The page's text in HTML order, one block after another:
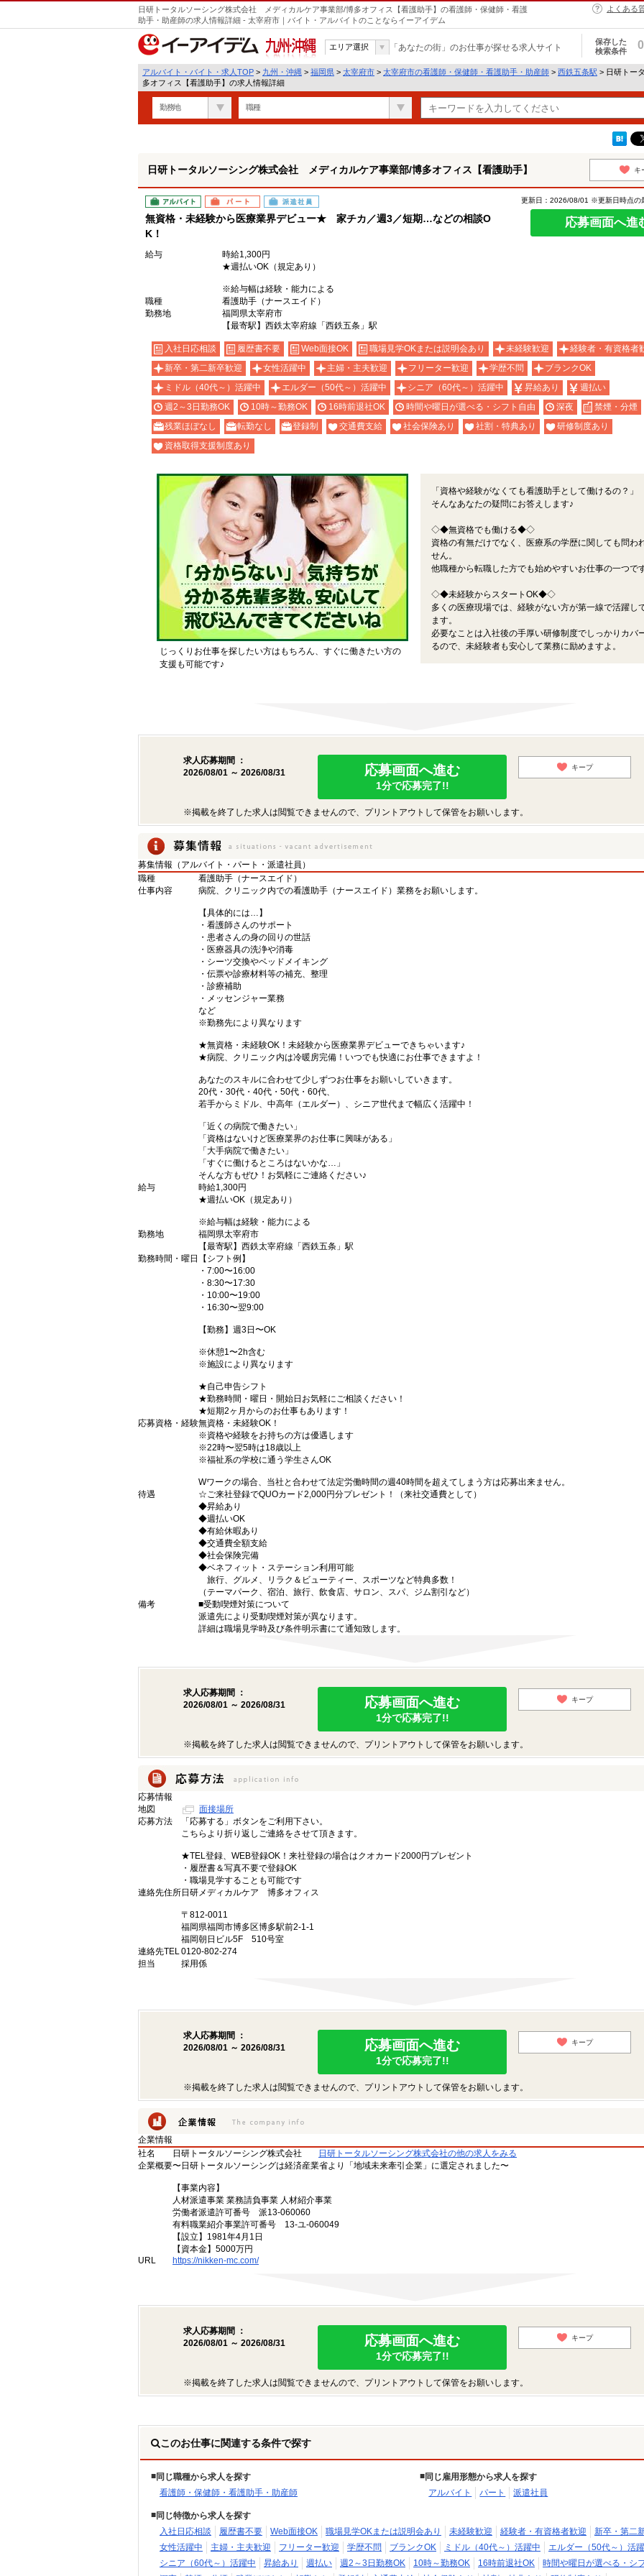
日研トータルソーシング株式会社 メディカルケア事業部/博多オフィス【看護助手】の看護師・保健師・看護
助手・助産師の求人情報詳細 - 太宰府市｜バイト・アルバイトのことならイーアイデム
よくある
九州・沖縄
エリア選択 「あなたの街」のお仕事が探せる求人サイト
保存した
検索条件
0
アルバイト・バイト・求人TOP > 九州・沖縄 > 福岡県 > 太宰府市 > 太宰府市の看護師・保健師・看護助手・助産師 > 西鉄五条駅 > 日研トー
多オフィス【看護助手】の求人情報詳細
勤務地 職種
日研トータルソーシング株式会社 メディカルケア事業部/博多オフィス【看護助手】 キ
アルバイト パート 派遣社員
無資格・未経験から医療業界デビュー★ 家チカ／週3／短期…などの相談O
K！
更新日：2026/08/01 ※更新日時点の
応募画面へ進
給与
時給1,300円
★週払いOK（規定あり）
※給与幅は経験・能力による
職種
看護助手（ナースエイド）
勤務地
福岡県太宰府市
【最寄駅】西鉄太宰府線「西鉄五条」駅
入社日応相談 履歴書不要 Web面接OK 職場見学OKまたは説明会あり 未経験歓迎
経験者・有資格者
新卒・第二新卒歓迎
女性活躍中 主婦・主夫歓迎 フリーター歓迎 学歴不問
ブランクOK
ミドル（40代～）活躍中
エルダー（50代～）活躍中 シニア（60代～）活躍中 昇給あり
週払い
週2～3日勤務OK
10時～勤務OK 16時前退社OK 時間や曜日が選べる・シフト自由 深夜
禁煙・分煙
残業ほぼなし
転勤なし 登録制 交通費支給 社会保険あり 社割・特典あり
研修制度あり
資格取得支援制度あり
じっくりお仕事を探したい方はもちろん、すぐに働きたい方の
支援も可能です♪
「資格や経験がなくても看護助手として働けるの？」
そんなあなたの疑問にお答えします♪
◇◆無資格でも働ける◆◇
資格の有無だけでなく、医療系の学歴に関しても問わ
せん。
他職種から転職した方でも始めやすいお仕事の一つです
◇◆未経験からスタートOK◆◇
多くの医療現場では、経験がない方が第一線で活躍し
ます。
必要なことは入社後の手厚い研修制度でしっかりカバ
るので、未経験者も安心して業務に励めますよ。
求人応募期間 ：
2026/08/01 ～ 2026/08/31
応募画面へ進む
1分で応募完了!!
キープ
※掲載を終了した求人は閲覧できませんので、プリントアウトして保管をお願いします。
募集情報（アルバイト・パート・派遣社員）
職種
看護助手（ナースエイド）
仕事内容
病院、クリニック内での看護助手（ナースエイド）業務をお願いします。
【具体的には…】
・看護師さんのサポート
・患者さんの身の回りの世話
・医療器具の洗浄や消毒
・シーツ交換やベッドメイキング
・伝票や診療材料等の補充、整理
・診療補助
・メッセンジャー業務
など
※勤務先により異なります
★無資格・未経験OK！未経験から医療業界デビューできちゃいます♪
★病院、クリニック内は冷暖房完備！いつでも快適にお仕事できますよ！
あなたのスキルに合わせて少しずつお仕事をお願いしていきます。
20代・30代・40代・50代・60代、
若手からミドル、中高年（エルダー）、シニア世代まで幅広く活躍中！
「近くの病院で働きたい」
「資格はないけど医療業界のお仕事に興味がある」
「大手病院で働きたい」
「すぐに働けるところはないかな…」
そんな方もぜひ！お気軽にご連絡ください♪
給与
時給1,300円
★週払いOK（規定あり）
※給与幅は経験・能力による
勤務地
福岡県太宰府市
【最寄駅】西鉄太宰府線「西鉄五条」駅
勤務時間・曜日
【シフト例】
・7:00〜16:00
・8:30〜17:30
・10:00〜19:00
・16:30〜翌9:00
【勤務】週3日〜OK
※休憩1〜2h含む
※施設により異なります
★自己申告シフト
★勤務時間・曜日・開始日お気軽にご相談ください！
★短期2ヶ月からのお仕事もあります！
応募資格・経験無資格・未経験OK！
※資格や経験をお持ちの方は優遇します
※22時〜翌5時は18歳以上
※福祉系の学校に通う学生さんOK
Wワークの場合、当社と合わせて法定労働時間の週40時間を超えてしまう方は応募出来ません。
待遇
☆ご来社登録でQUOカード2,000円分プレゼント！（来社交通費として）
◆昇給あり
◆週払いOK
◆有給休暇あり
◆交通費全額支給
◆社会保険完備
◆ベネフィット・ステーション利用可能
旅行、グルメ、リラク＆ビューティー、スポーツなど特典多数！
（テーマパーク、宿泊、旅行、飲食店、サロン、スパ、ジム割引など）
備考
■受動喫煙対策について
派遣先により受動喫煙対策が異なります。
詳細は職場見学時及び条件明示書にて通知致します。
求人応募期間 ：
2026/08/01 ～ 2026/08/31
応募画面へ進む
1分で応募完了!!
キープ
※掲載を終了した求人は閲覧できませんので、プリントアウトして保管をお願いします。
応募情報
地図
面接場所
応募方法
「応募する」ボタンをご利用下さい。
こちらより折り返しご連絡をさせて頂きます。
★TEL登録、WEB登録OK！来社登録の場合はクオカード2000円プレゼント
・履歴書＆写真不要で登録OK
・職場見学することも可能です
連絡先住所日研メディカルケア 博多オフィス
〒812-0011
福岡県福岡市博多区博多駅前2-1-1
福岡朝日ビル5F 510号室
連絡先TEL0120-802-274
担当
採用係
求人応募期間 ：
2026/08/01 ～ 2026/08/31
応募画面へ進む
1分で応募完了!!
キープ
※掲載を終了した求人は閲覧できませんので、プリントアウトして保管をお願いします。
企業情報
社名
日研トータルソーシング株式会社
日研トータルソーシング株式会社の他の求人をみる
企業概要〜日研トータルソーシングは経済産業省より「地域未来牽引企業」に選定されました〜
【事業内容】
人材派遣事業 業務請負事業 人材紹介事業
労働者派遣許可番号 派13-060060
有料職業紹介事業許可番号 13-ユ-060049
【設立】1981年4月1日
【資本金】5000万円
URL
https://nikken-mc.com/
求人応募期間 ：
2026/08/01 ～ 2026/08/31
応募画面へ進む
1分で応募完了!!
キープ
※掲載を終了した求人は閲覧できませんので、プリントアウトして保管をお願いします。
このお仕事に関連する条件で探す
同じ職種から求人を探す
看護師・保健師・看護助手・助産師
同じ雇用形態から求人を探す
アルバイト
パート 派遣社員
同じ特徴から求人を探す
入社日応相談
履歴書不要 Web面接OK 職場見学OKまたは説明会あり 未経験歓迎 経験者・有資格者歓迎
新卒・第二
女性活躍中
主婦・主夫歓迎 フリーター歓迎 学歴不問 ブランクOK ミドル（40代～）活躍中
エルダー（50代～）活
シニア（60代～）活躍中
昇給あり 週払い 週2～3日勤務OK 10時～勤務OK 16時前退社OK
時間や曜日が選べる・シ